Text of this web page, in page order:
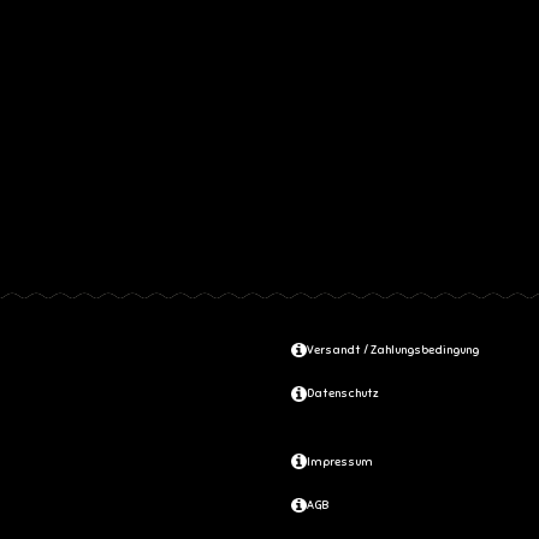
Versandt / Zahlungsbedingung
Datenschutz
Impressum
AGB